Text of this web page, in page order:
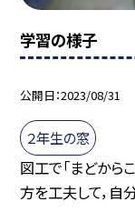
学習の様子
公開日 2023/08/31
２年生の窓
図工で「まどから
方を工夫して，自